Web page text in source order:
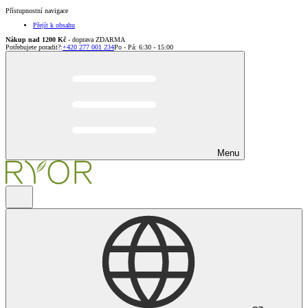
Přístupnostní navigace
Přejít k obsahu
Nákup nad 1200 Kč - doprava ZDARMA
Potřebujete poradit?:+420 277 001 234Po - Pá: 6:30 - 15:00
Menu